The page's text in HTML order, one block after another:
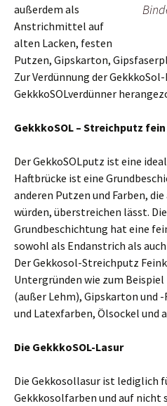
außerdem als
Anstrichmittel auf
alten Lacken, festen
Putzen, Gipskarton,
Zur Verdünnung der
GekkkoSOLverdünner
GekkkoSOL – Streichputz
Der GekkoSOLputz ist eine
Haftbrücke ist eine
anderen Putzen und Farben,
würden, überstreichen lässt.
Grundbeschichtung hat eine
sowohl als Endanstrich als
Der Gekkosol-Streichputz
Untergründen wie zum
(außer Lehm), Gipskarton und
und Latexfarben, Ölsockel und
Die GekkkoSOL-Lasur
Die Gekkosollasur ist lediglich
Gekkkosolfarben und auf